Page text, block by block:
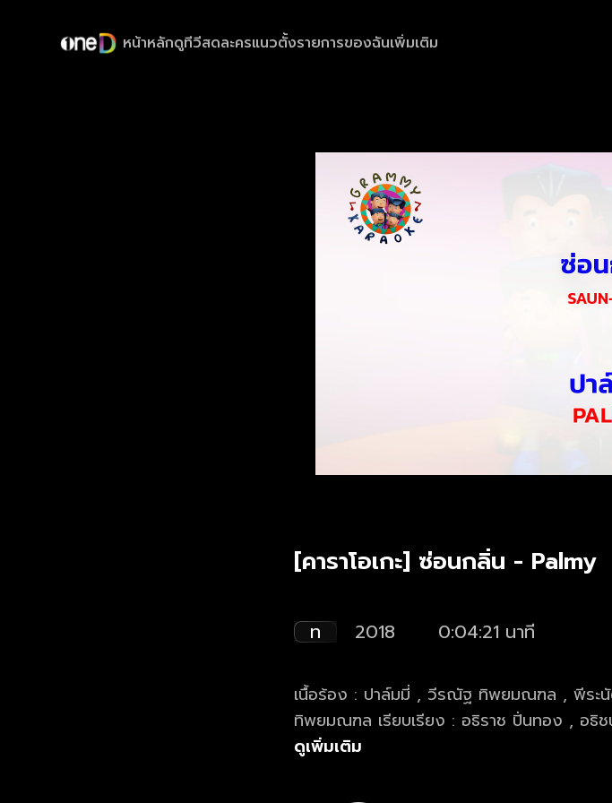
หน้าหลักดูทีวีสดละครแนวตั้งรายการของฉันเพิ่มเติม
[คาราโอเกะ] ซ่อนกลิ่น - Palmy
ท 2018 0:04:21 นาที
เนื้อร้อง : ปาล์มมี่ , วีรณัฐ ทิพยมณฑล , พีระ
ทิพยมณฑล เรียบเรียง : อธิราช ปิ่นทอง , อ
ฤติธี แสงดี
ดูเพิ่มเติม